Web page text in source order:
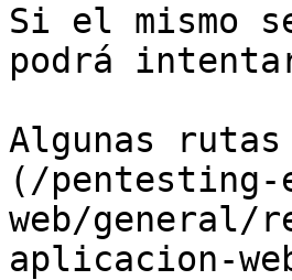
Si el mismo
podrá
Algunas rutas
(/pentesting-
web/general/
aplicacion-